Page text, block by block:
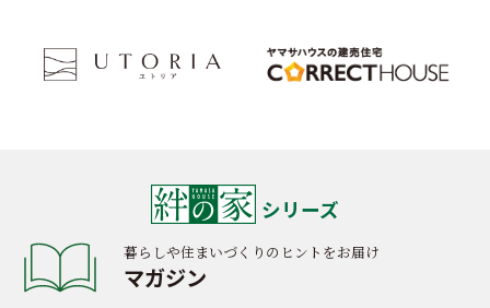
シリーズ
暮らしや住まいづくりのヒントをお届け
マガジン